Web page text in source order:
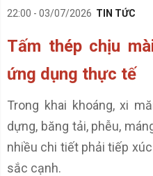
22:00 - 03/07/2026 TIN TỨC
Tấm thép chịu
ứng dụng thực tế
Trong khai khoáng, xi
dựng, băng tải, phễu,
nhiều chi tiết phải tiếp
sắc cạnh.